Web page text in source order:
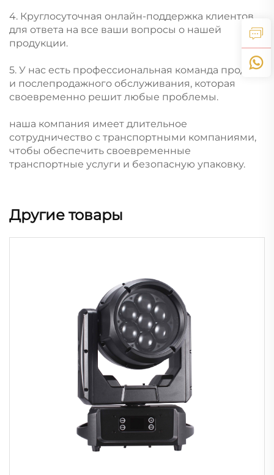
4. Круглосуточная онлайн-поддержка клиентов
для ответа на все ваши вопросы о нашей
продукции.
5. У нас есть профессиональная команда продаж
и послепродажного обслуживания, которая
своевременно решит любые проблемы.
наша компания имеет длительное
сотрудничество с транспортными компаниями,
чтобы обеспечить своевременные
транспортные услуги и безопасную упаковку.
Другие товары